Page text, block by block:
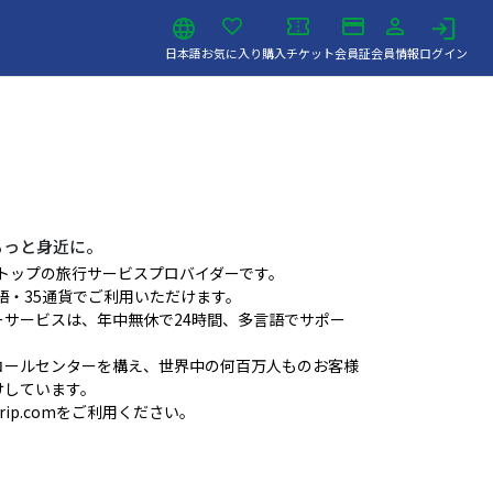
日本語お気に入り購入チケット会員証会員情報ログイン
と身近に。
プの旅行サービスプロバイダーです。
35通貨でご利用いただけます。
ービスは、年中無休で24時間、多言語でサポー
ルセンターを構え、世界中の何百万人ものお客様
ています。
をご利用ください。